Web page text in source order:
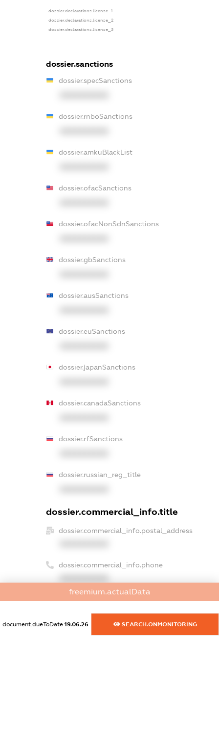
dossier.declarations.license_1
dossier.declarations.license_2
dossier.declarations.license_3
dossier.sanctions
dossier.specSanctions
dossier.rnboSanctions
dossier.amkuBlackList
dossier.ofacSanctions
dossier.ofacNonSdnSanctions
dossier.gbSanctions
dossier.ausSanctions
dossier.euSanctions
dossier.japanSanctions
dossier.canadaSanctions
dossier.rfSanctions
dossier.russian_reg_title
dossier.commercial_info.title
dossier.commercial_info.postal_address
dossier.commercial_info.phone
dossier.commercial_info.fax
XXXXXXXXXX
dossier.commercial_info.email
freemium.actualData
document.dueToDate 19.06.26 SEARCH.ONMONITORING